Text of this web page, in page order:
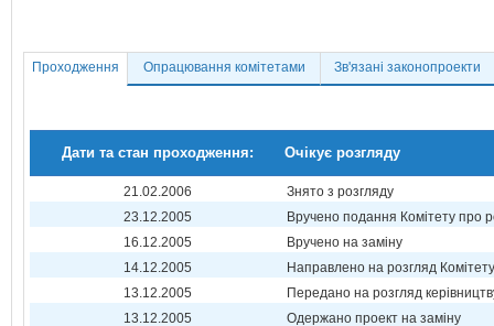
Проходження Опрацювання комітетами Зв'язані законопроекти
Дати та стан проходження: Очікує розгляду
21.02.2006
Знято з розгляду
23.12.2005
Вручено подання Комітету про
16.12.2005
Вручено на заміну
14.12.2005
Направлено на розгляд Комітету
13.12.2005
Передано на розгляд
13.12.2005
Одержано проект на заміну